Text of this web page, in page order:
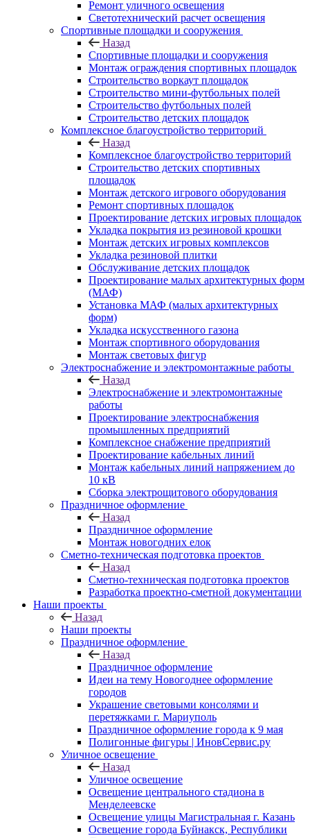
Ремонт уличного освещения
Светотехнический расчет освещения
Спортивные площадки и сооружения
Назад
Спортивные площадки и сооружения
Монтаж ограждения спортивных площадок
Строительство воркаут площадок
Строительство мини-футбольных полей
Строительство футбольных полей
Строительство детских площадок
Комплексное благоустройство территорий
Назад
Комплексное благоустройство территорий
Строительство детских спортивных
площадок
Монтаж детского игрового оборудования
Ремонт спортивных площадок
Проектирование детских игровых площадок
Укладка покрытия из резиновой крошки
Монтаж детских игровых комплексов
Укладка резиновой плитки
Обслуживание детских площадок
Проектирование малых архитектурных форм
(МАФ)
Установка МАФ (малых архитектурных
форм)
Укладка искусственного газона
Монтаж спортивного оборудования
Монтаж световых фигур
Электроснабжение и электромонтажные работы
Назад
Электроснабжение и электромонтажные
работы
Проектирование электроснабжения
промышленных предприятий
Комплексное снабжение предприятий
Проектирование кабельных линий
Монтаж кабельных линий напряжением до
10 кВ
Сборка электрощитового оборудования
Праздничное оформление
Назад
Праздничное оформление
Монтаж новогодних елок
Сметно-техническая подготовка проектов
Назад
Сметно-техническая подготовка проектов
Разработка проектно-сметной документации
Наши проекты
Назад
Наши проекты
Праздничное оформление
Назад
Праздничное оформление
Идеи на тему Новогоднее оформление
городов
Украшение световыми консолями и
перетяжками г. Мариуполь
Праздничное оформление города к 9 мая
Полигонные фигуры | ИновСервис.ру
Уличное освещение
Назад
Уличное освещение
Освещение центрального стадиона в
Менделеевске
Освещение улицы Магистральная г. Казань
Освещение города Буйнакск, Республики